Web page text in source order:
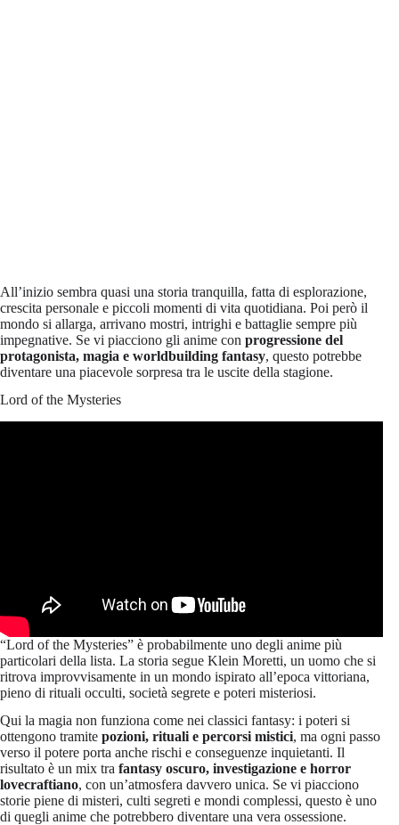
All’inizio sembra quasi una storia tranquilla, fatta di esplorazione,
crescita personale e piccoli momenti di vita quotidiana. Poi però il
mondo si allarga, arrivano mostri, intrighi e battaglie sempre più
impegnative. Se vi piacciono gli anime con progressione del
protagonista, magia e worldbuilding fantasy, questo potrebbe
diventare una piacevole sorpresa tra le uscite della stagione.
Lord of the Mysteries
“Lord of the Mysteries” è probabilmente uno degli anime più
particolari della lista. La storia segue Klein Moretti, un uomo che si
ritrova improvvisamente in un mondo ispirato all’epoca vittoriana,
pieno di rituali occulti, società segrete e poteri misteriosi.
Qui la magia non funziona come nei classici fantasy: i poteri si
ottengono tramite pozioni, rituali e percorsi mistici, ma ogni passo
verso il potere porta anche rischi e conseguenze inquietanti. Il
risultato è un mix tra fantasy oscuro, investigazione e horror
lovecraftiano, con un’atmosfera davvero unica. Se vi piacciono
storie piene di misteri, culti segreti e mondi complessi, questo è uno
di quegli anime che potrebbero diventare una vera ossessione.